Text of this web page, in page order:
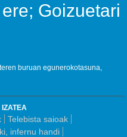
Goizuetari
buruan egunerokotasuna,
Telebista saioak
infernu handi